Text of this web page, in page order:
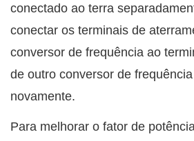
conectado ao terra
conectar os terminais de
conversor de frequência ao
de outro conversor de
novamente.
Para melhorar o fator de